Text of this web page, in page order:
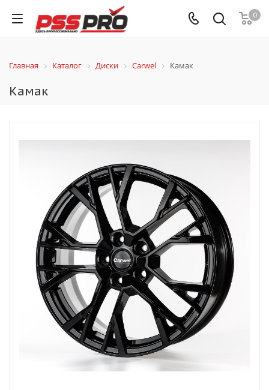
0
Главная Каталог Диски Carwel Камак
Камак